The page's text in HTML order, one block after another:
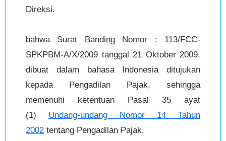
Direksi.
bahwa Surat Banding Nomor : 113/FCC-
SPKPBM-A/X/2009 tanggal 21 Oktober 2009,
dibuat dalam bahasa Indonesia ditujukan
kepada Pengadilan Pajak, sehingga
memenuhi ketentuan Pasal 35 ayat
(1) Undang-undang Nomor 14 Tahun
2002 tentang Pengadilan Pajak.